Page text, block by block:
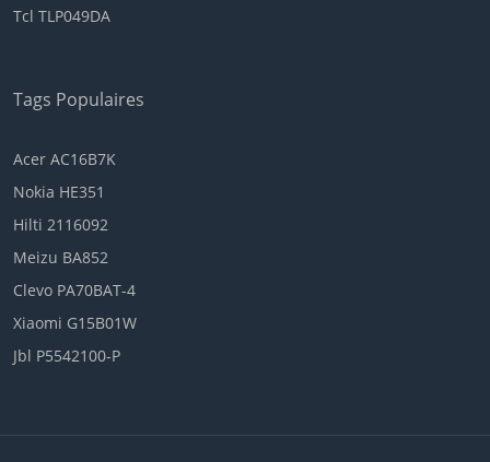
Tcl TLP049DA
Tags Populaires
Acer AC16B7K
Nokia HE351
Hilti 2116092
Meizu BA852
Clevo PA70BAT-4
Xiaomi G15B01W
Jbl P5542100-P